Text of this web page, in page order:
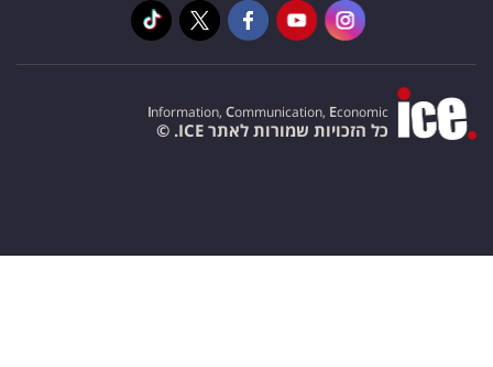
Information, Communication, Economic
כל הזכויות שמורות לאתר ICE. ©